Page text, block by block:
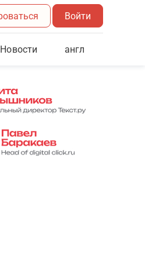
Войти
Новости англ